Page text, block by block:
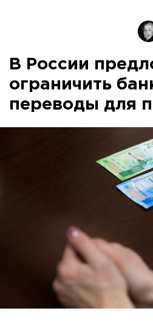
В России
ограничить
переводы для